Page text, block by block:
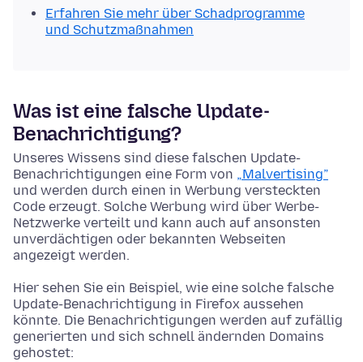
Erfahren Sie mehr über Schadprogramme
und Schutzmaßnahmen
Was ist eine falsche Update-
Benachrichtigung?
Unseres Wissens sind diese falschen Update-
Benachrichtigungen eine Form von „Malvertising”
und werden durch einen in Werbung versteckten
Code erzeugt. Solche Werbung wird über Werbe-
Netzwerke verteilt und kann auch auf ansonsten
unverdächtigen oder bekannten Webseiten
angezeigt werden.
Hier sehen Sie ein Beispiel, wie eine solche falsche
Update-Benachrichtigung in Firefox aussehen
könnte. Die Benachrichtigungen werden auf zufällig
generierten und sich schnell ändernden Domains
gehostet: